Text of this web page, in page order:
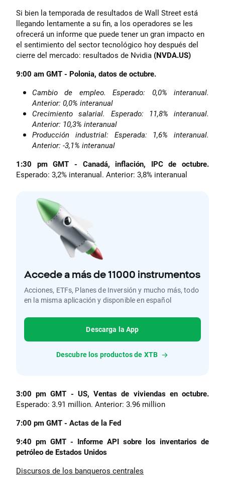
Si bien la temporada de resultados de Wall Street está
llegando lentamente a su fin, a los operadores se les
ofrecerá un informe que puede tener un gran impacto en
el sentimiento del sector tecnológico hoy después del
cierre del mercado: resultados de Nvidia (NVDA.US)
9:00 am GMT - Polonia, datos de octubre.
Cambio de empleo. Esperado: 0,0% interanual.
Anterior: 0,0% interanual
Crecimiento salarial. Esperado: 11,8% interanual.
Anterior: 10,3% interanual
Producción industrial: Esperada: 1,6% interanual.
Anterior: -3,1% interanual
1:30 pm GMT - Canadá, inflación, IPC de octubre.
Esperado: 3,2% interanual. Anterior: 3,8% interanual
Accede a más de 11000 instrumentos
Acciones, ETFs, Planes de Inversión y mucho más, todo
en la misma aplicación y disponible en español
Descarga la App
Descubre los productos de XTB
3:00 pm GMT - US, Ventas de viviendas en octubre.
Esperado: 3.91 million. Anterior: 3.96 million
7:00 pm GMT - Actas de la Fed
9:40 pm GMT - Informe API sobre los inventarios de
petróleo de Estados Unidos
Discursos de los banqueros centrales